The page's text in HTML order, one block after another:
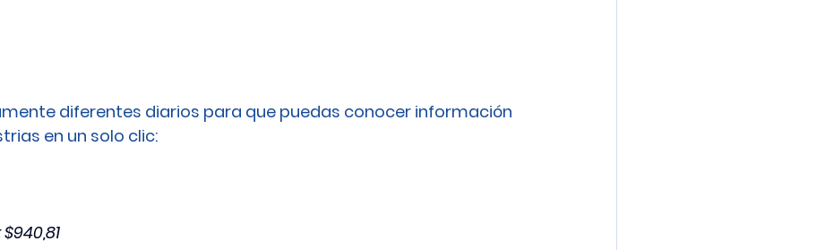
diferentes diarios para que puedas conocer información
en un solo clic: